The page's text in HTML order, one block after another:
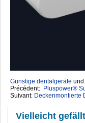
Günstige dentalgeräte ‎ und
Précédent: Pluspower®
Suivant: Deckenmontierte
Vielleicht